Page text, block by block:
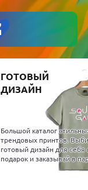
ГОТОВЫЙ
ДИЗАЙН
Большой каталог
трендовых принтов.
готовый дизайн для себя
подарок и заказывай в